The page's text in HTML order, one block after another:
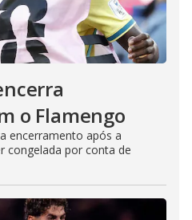
o Flamengo
encerramento após a
congelada por conta de